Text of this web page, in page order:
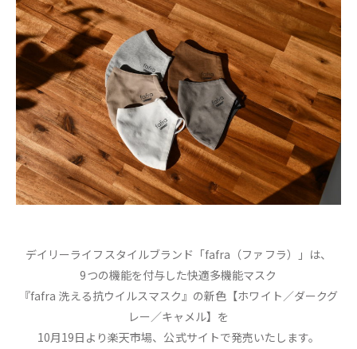
デイリーライフスタイルブランド「fafra（ファフラ）」は、
9つの機能を付与した快適多機能マスク
『fafra 洗える抗ウイルスマスク』の新色【ホワイト／ダークグ
レー／キャメル】を
10月19日より楽天市場、公式サイトで発売いたします。